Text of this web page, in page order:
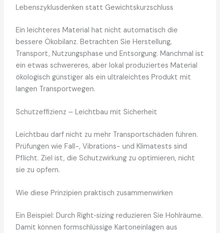
Lebenszyklusdenken statt Gewichtskurzschluss
Ein leichteres Material hat nicht automatisch die
bessere Ökobilanz. Betrachten Sie Herstellung,
Transport, Nutzungsphase und Entsorgung. Manchmal ist
ein etwas schwereres, aber lokal produziertes Material
ökologisch günstiger als ein ultraleichtes Produkt mit
langen Transportwegen.
Schutzeffizienz – Leichtbau mit Sicherheit
Leichtbau darf nicht zu mehr Transportschäden führen.
Prüfungen wie Fall-, Vibrations- und Klimatests sind
Pflicht. Ziel ist, die Schutzwirkung zu optimieren, nicht
sie zu opfern.
Wie diese Prinzipien praktisch zusammenwirken
Ein Beispiel: Durch Right‑sizing reduzieren Sie Hohlräume.
Damit können formschlüssige Kartoneinlagen aus